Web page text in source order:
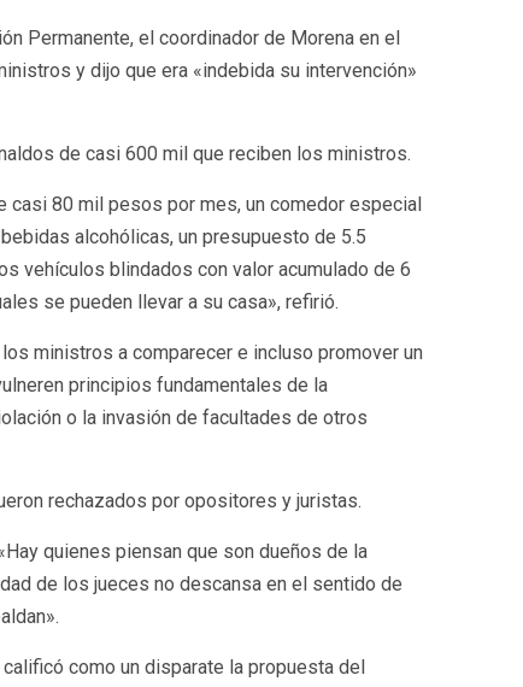
Permanente, el coordinador de Morena en el
y dijo que era «indebida su intervención»
de casi 600 mil que reciben los ministros.
casi 80 mil pesos por mes, un comedor especial
alcohólicas, un presupuesto de 5.5
vehículos blindados con valor acumulado de 6
se pueden llevar a su casa», refirió.
ministros a comparecer e incluso promover un
principios fundamentales de la
o la invasión de facultades de otros
rechazados por opositores y juristas.
quienes piensan que son dueños de la
de los jueces no descansa en el sentido de
como un disparate la propuesta del